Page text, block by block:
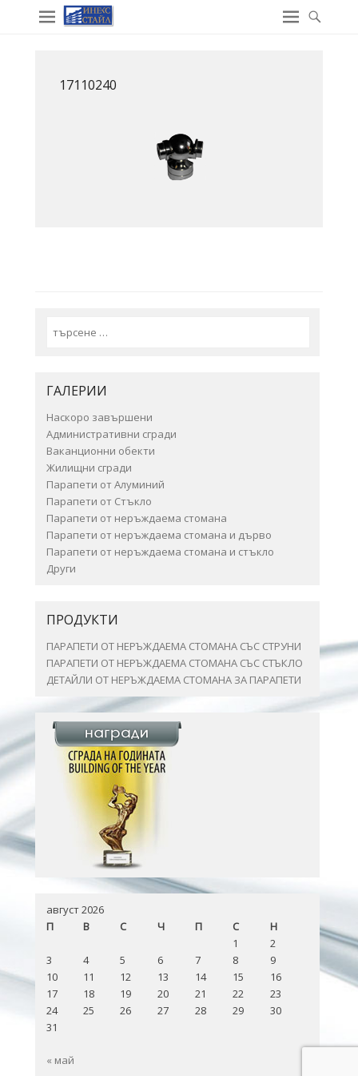
17110240
ГАЛЕРИИ
Наскоро завършени
Административни сгради
Ваканционни обекти
Жилищни сгради
Парапети от Алуминий
Парапети от Стъкло
Парапети от неръждаема стомана
Парапети от неръждаема стомана и дърво
Парапети от неръждаема стомана и стъкло
Други
ПРОДУКТИ
ПАРАПЕТИ ОТ НЕРЪЖДАЕМА СТОМАНА СЪС СТРУНИ
ПАРАПЕТИ ОТ НЕРЪЖДАЕМА СТОМАНА СЪС СТЪКЛО
ДЕТАЙЛИ ОТ НЕРЪЖДАЕМА СТОМАНА ЗА ПАРАПЕТИ
август 2026
П
В С Ч П С
Н
1
2
3
4 5 6 7 8
9
10
11 12 13 14 15
16
17
18 19 20 21 22
23
24
25 26 27 28 29
30
31
« май